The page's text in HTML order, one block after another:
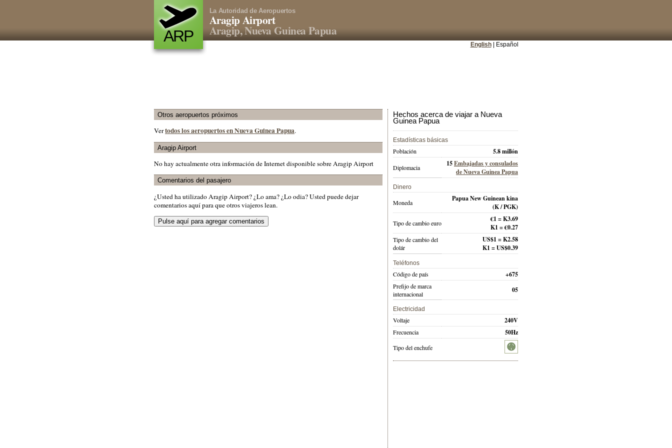
ARP
La Autoridad de Aeropuertos
Aragip Airport
Aragip, Nueva Guinea Papua
English| Español
Otros aeropuertos próximos
Vertodos los aeropuertos en Nueva Guinea Papua.
Aragip Airport
No hay actualmente otra información de Internet disponible sobre Aragip Airport
Comentarios del pasajero
¿Usted ha utilizado Aragip Airport? ¿Lo ama? ¿Lo odia? Usted puede dejar
comentarios aquí para que otros viajeros lean.
Hechos acerca de viajar a Nueva
Guinea Papua
Estadísticas básicas
Población 5.8 millón
Diplomacia 15Embajadas y consulados
de Nueva Guinea Papua
Dinero
Moneda
Papua New Guinean kina
(K / PGK)
Tipo de cambio euro
€1 = K3.69
K1 = €0.27
Tipo de cambio del
dolár
US$1 = K2.58
K1 = US$0.39
Teléfonos
Código de país +675
Prefijo de marca
internacional
05
Electricidad
Voltaje 240V
Frecuencia 50Hz
Tipo del enchufe